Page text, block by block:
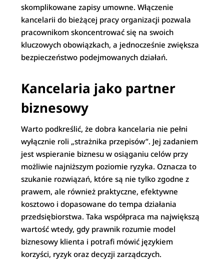
skomplikowane zapisy umowne. Włączenie
kancelarii do bieżącej pracy organizacji pozwala
pracownikom skoncentrować się na swoich
kluczowych obowiązkach, a jednocześnie zwiększa
bezpieczeństwo podejmowanych działań.
Kancelaria jako partner
biznesowy
Warto podkreślić, że dobra kancelaria nie pełni
wyłącznie roli „strażnika przepisów”. Jej zadaniem
jest wspieranie biznesu w osiąganiu celów przy
możliwie najniższym poziomie ryzyka. Oznacza to
szukanie rozwiązań, które są nie tylko zgodne z
prawem, ale również praktyczne, efektywne
kosztowo i dopasowane do tempa działania
przedsiębiorstwa. Taka współpraca ma największą
wartość wtedy, gdy prawnik rozumie model
biznesowy klienta i potrafi mówić językiem
korzyści, ryzyk oraz decyzji zarządczych.